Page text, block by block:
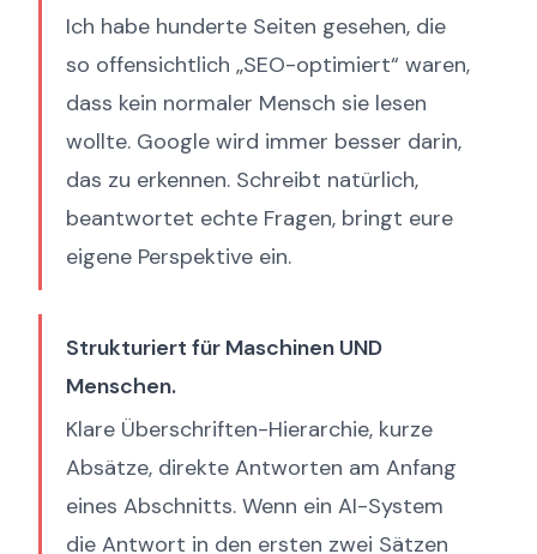
Ich habe hunderte Seiten gesehen, die
so offensichtlich „SEO-optimiert“ waren,
dass kein normaler Mensch sie lesen
wollte. Google wird immer besser darin,
das zu erkennen. Schreibt natürlich,
beantwortet echte Fragen, bringt eure
eigene Perspektive ein.
Strukturiert für Maschinen UND
Menschen.
Klare Überschriften-Hierarchie, kurze
Absätze, direkte Antworten am Anfang
eines Abschnitts. Wenn ein AI-System
die Antwort in den ersten zwei Sätzen